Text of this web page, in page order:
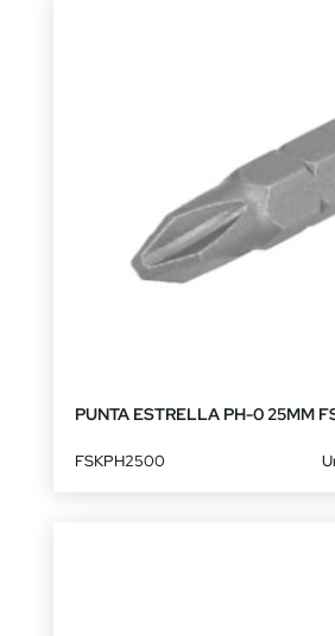
PUNTA ESTRELLA PH-0 25MM
FSKPH2500